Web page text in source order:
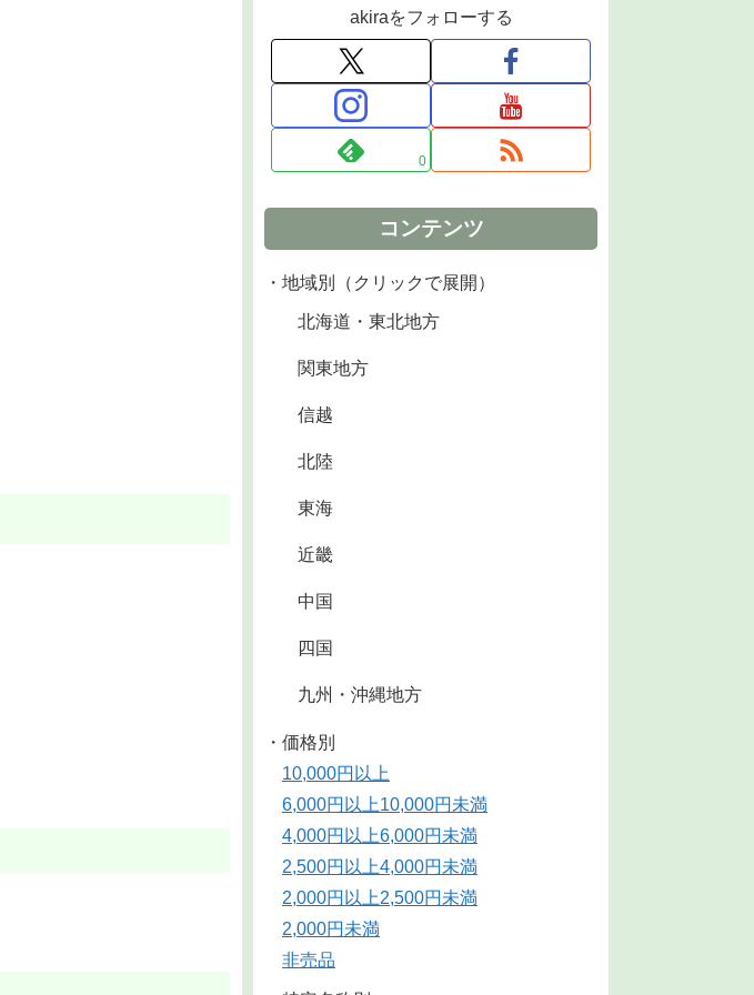
akiraをフォローする
0
コンテンツ
・地域別（クリックで展開）
北海道・東北地方
関東地方
信越
北陸
東海
近畿
中国
四国
九州・沖縄地方
・価格別
10,000円以上
6,000円以上10,000円未満
4,000円以上6,000円未満
2,500円以上4,000円未満
2,000円以上2,500円未満
2,000円未満
非売品